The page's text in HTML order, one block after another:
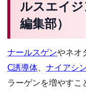
ルスエイ
編集部）
ナールスゲンやネオ
C誘導体、 ナイアシ
ラーゲンを増やすこ